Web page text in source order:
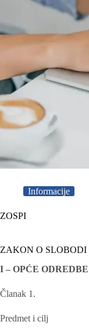
Informacije
ZOSPI
ZAKON O SLOBODI
I – OPĆE ODREDBE
Članak 1.
Predmet i cilj